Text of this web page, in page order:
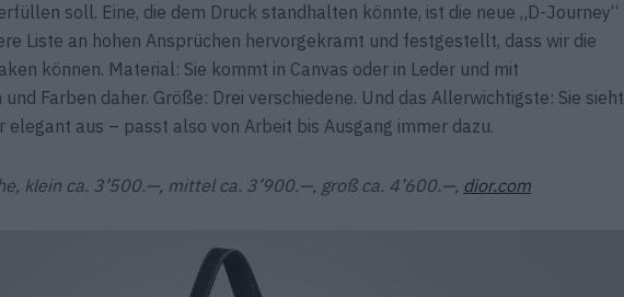
soll. Eine, die dem Druck standhalten könnte, ist die neue „D-Journey“
Liste an hohen Ansprüchen hervorgekramt und festgestellt, dass wir die
können. Material: Sie kommt in Canvas oder in Leder und mit
Farben daher. Größe: Drei verschiedene. Und das Allerwichtigste: Sie sieht
elegant aus – passt also von Arbeit bis Ausgang immer dazu.
klein ca. 3’500.—, mittel ca. 3’900.—, groß ca. 4’600.—, dior.com